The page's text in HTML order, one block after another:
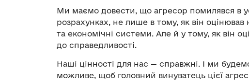
Ми маємо довести, що агресор помилявся в
розрахунках, не лише в тому, як він
та економічні системи. Але й у тому, як він
до справедливості.
Наші цінності для нас — справжні. І ми
можливе, щоб головний винуватець цієї